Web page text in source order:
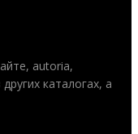
autoria,
каталогах, а